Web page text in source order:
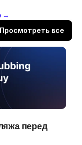
→
Просмотреть все
перед